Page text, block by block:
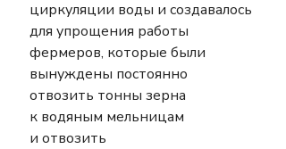
циркуляции воды и создавалось
для упрощения работы
фермеров, которые были
вынуждены постоянно
отвозить тонны зерна
к водяным мельницам
и отвозить